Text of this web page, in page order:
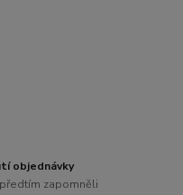
objednávky
zapomněli